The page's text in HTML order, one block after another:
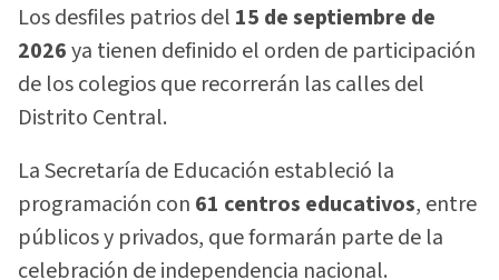
Los desfiles patrios del 15 de septiembre de
2026ya tienen definido el orden de participación
de los colegios que recorrerán las calles del
Distrito Central.
La Secretaría de Educación estableció la
programación con 61 centros educativos, entre
públicos y privados, que formarán parte de la
celebración de independencia nacional.